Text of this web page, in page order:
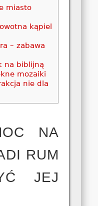
miasto
kąpiel
– zabawa
na biblijną
mozaiki
nie dla
NA
RUM
JEJ